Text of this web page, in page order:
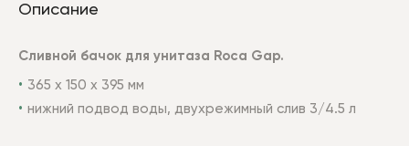
Описание
Сливной бачок для унитаза Roca Gap.
365 х 150 х 395 мм
нижний подвод воды, двухрежимный слив 3/4.5 л